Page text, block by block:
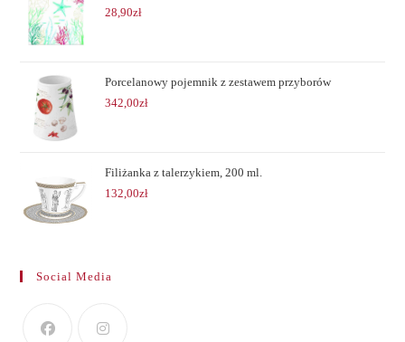
28,90zł
Porcelanowy pojemnik z zestawem przyborów
342,00zł
Filiżanka z talerzykiem, 200 ml.
132,00zł
Social Media